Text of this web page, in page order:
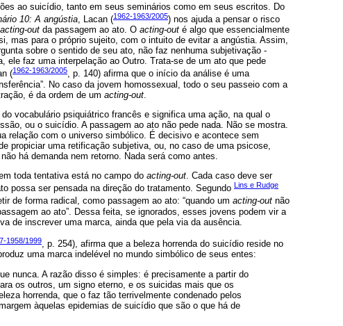
ao suicídio, tanto em seus seminários como em seus escritos. Do
10: A angústia, Lacan (1962-1963/2005) nos ajuda a pensar o risco
acting-out da passagem ao ato. O acting-out é algo que essencialmente
mas para o próprio sujeito, com o intuito de evitar a angústia. Assim,
sobre o sentido de seu ato, não faz nenhuma subjetivação -
faz uma interpelação ao Outro. Trata-se de um ato que pede
(1962-1963/2005, p. 140) afirma que o início da análise é uma
No caso da jovem homossexual, todo o seu passeio com a
é da ordem de um acting-out
vocabulário psiquiátrico francês e significa uma ação, na qual o
ou o suicídio. A passagem ao ato não pede nada. Não se mostra.
relação com o universo simbólico. É decisivo e acontece sem
propiciar uma retificação subjetiva, ou, no caso de uma psicose,
há demanda nem retorno. Nada será como antes.
toda tentativa está no campo do acting-out . Cada caso deve ser
possa ser pensada na direção do tratamento. Segundo Lins e Rudge
de forma radical, como passagem ao ato: “quando um acting-out não
ao ato”. Dessa feita, se ignorados, esses jovens podem vir a
de inscrever uma marca, ainda que pela via da ausência.
1958/1999, p. 254), afirma que a beleza horrenda do suicídio reside no
uma marca indelével no mundo simbólico de seus entes:
nunca. A razão disso é simples: é precisamente a partir do
os outros, um signo eterno, e os suicidas mais que os
horrenda, que o faz tão terrivelmente condenado pelos
àquelas epidemias de suicídio que são o que há de